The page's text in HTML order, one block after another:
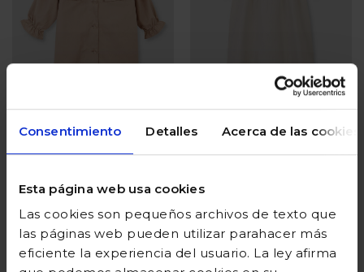
Consentimiento Detalles Acerca de las cookies
Esta página web usa cookies
Las cookies son pequeños archivos de texto que
las páginas web pueden utilizar parahacer más
eficiente la experiencia del usuario. La ley afirma
Abrigo con capa
Precio reducido desde
59,99 €
Añadir
Vestido lino de dos
Añadir